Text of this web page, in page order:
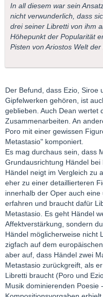
In all diesem war sein
nicht verwunderlich, dass
drei seiner Libretti von ihm
Höhepunkt der Popularität
Pisten von Ariostos Welt
Der Befund, dass Ezio, Siroe
Gipfelwerken gehören, ist
geblieben. Auch Dean wertet
Zusammenarbeiten. An
Poro mit einer gewissen
Metastasio" komponiert.
Es mag durchaus sein, dass
Grundausrichtung Händel bei
Händel neigt im Vergleich zu
eher zu einer detaillierteren
innerhalb der Oper auch
erfahren und braucht dafür
Metastasio. Es geht Händel
Affektverstärkung, sondern
Händel möglicherweise nicht
zigfach auf dem
aber auf, dass Händel zwei
Metastasio zurückgreift, als
Libretti braucht (Poro und
Musik dominierenden Poesie